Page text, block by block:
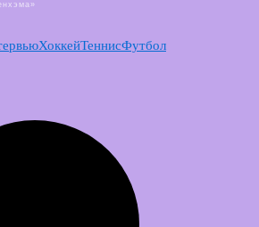
ХоккейТеннисФутбол